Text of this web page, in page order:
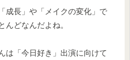
成長」や「メイクの変化」で
んどなんだよね。
は「今日好き」出演に向けて